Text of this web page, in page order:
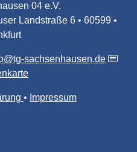
04 e.V.
Landstraße 6 • 60599 •
sachsenhausen.de
Impressum